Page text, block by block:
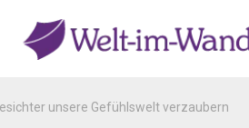
unsere Gefühlswelt verzaubern